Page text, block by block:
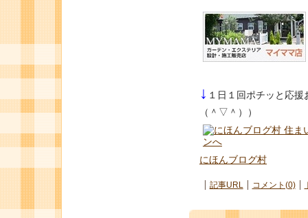
↓ １日１回ポチッと応
（＾▽＾））
にほんブログ村
記事URL コメント(0)